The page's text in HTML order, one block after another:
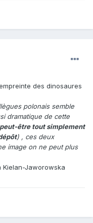
des dinosaures
polonais semble
dramatique de cette
peut-être tout simplement
) , ces deux
image on ne peut plus
Jaworowska